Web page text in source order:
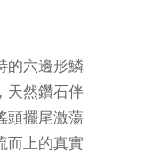
的六邊形鱗
天然鑽石伴
頭擺尾激蕩
而上的真實